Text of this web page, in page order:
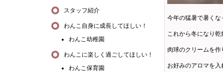
今年の猛暑で暑く
これから冬になり
肉球のクリームを
お好みのアロマを
スタッフ紹介
わんこ自身に成長してほしい！
わんこ幼稚園
わんこに楽しく過ごしてほしい！
わんこ保育園